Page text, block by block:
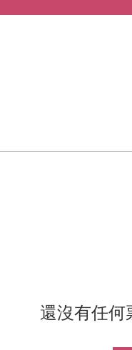
還沒有任何